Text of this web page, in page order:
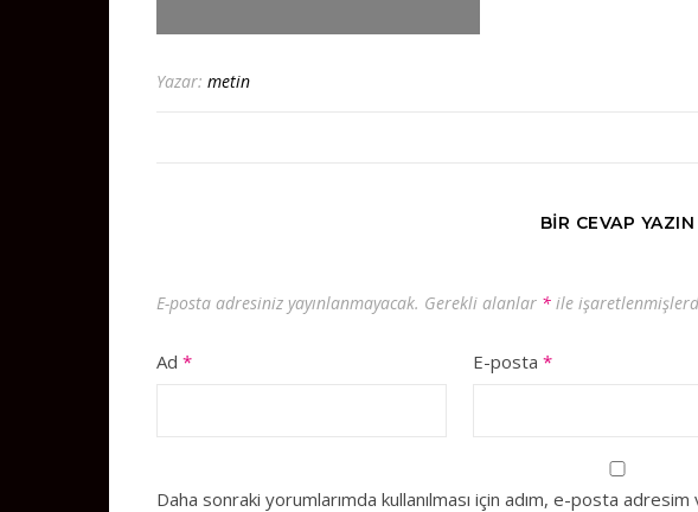
Yazar: metin
BIR CEVAP YAZIN
E-posta adresiniz yayınlanmayacak. Gerekli alanlar * ile
Ad * E-posta *
Daha sonraki yorumlarımda kullanılması için adım, e-posta